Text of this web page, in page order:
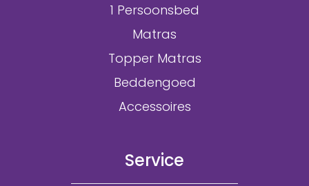
1 Persoonsbed
Matras
Topper Matras
Beddengoed
Accessoires
Service